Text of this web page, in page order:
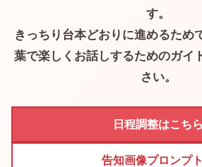
す。
きっちり台本どおりに進めるため
葉で楽しくお話しするためのガイ
さい。
日程調整はこちら
告知画像プロンプ